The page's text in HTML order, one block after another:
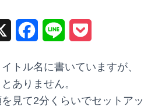
c
e
n
e k
トル名に書いていますが、
ありません。
見て2分くらいでセットア